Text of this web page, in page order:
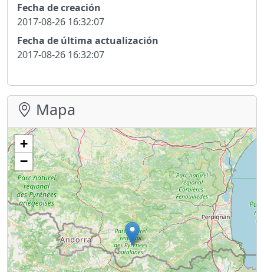
Fecha de creación
2017-08-26 16:32:07
Fecha de última actualización
2017-08-26 16:32:07
Mapa
+
−